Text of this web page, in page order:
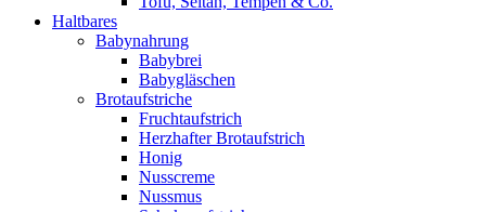
Haltbares
Babynahrung
Babybrei
Babygläschen
Brotaufstriche
Fruchtaufstrich
Herzhafter Brotaufstrich
Honig
Nusscreme
Nussmus